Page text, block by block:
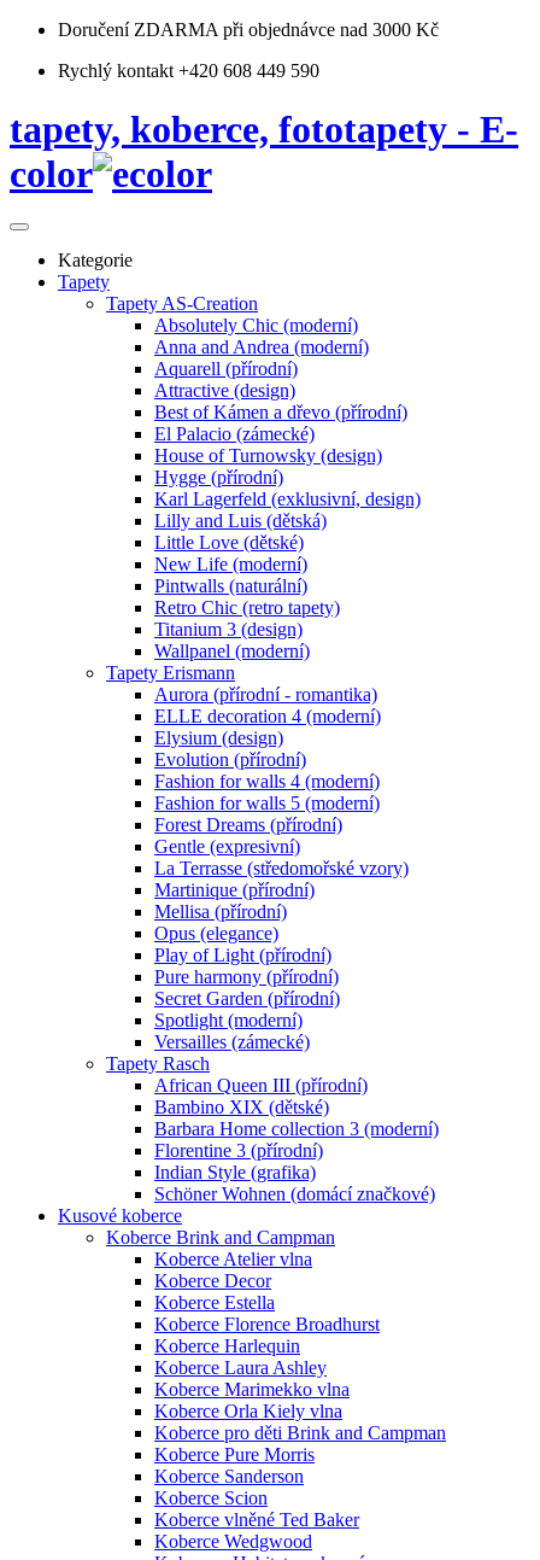
Doručení ZDARMA při objednávce nad 3000 Kč
Rychlý kontakt +420 608 449 590
tapety, koberce, fototapety - E-
color
Kategorie
Tapety
Tapety AS-Creation
Absolutely Chic (moderní)
Anna and Andrea (moderní)
Aquarell (přírodní)
Attractive (design)
Best of Kámen a dřevo (přírodní)
El Palacio (zámecké)
House of Turnowsky (design)
Hygge (přírodní)
Karl Lagerfeld (exklusivní, design)
Lilly and Luis (dětská)
Little Love (dětské)
New Life (moderní)
Pintwalls (naturální)
Retro Chic (retro tapety)
Titanium 3 (design)
Wallpanel (moderní)
Tapety Erismann
Aurora (přírodní - romantika)
ELLE decoration 4 (moderní)
Elysium (design)
Evolution (přírodní)
Fashion for walls 4 (moderní)
Fashion for walls 5 (moderní)
Forest Dreams (přírodní)
Gentle (expresivní)
La Terrasse (středomořské vzory)
Martinique (přírodní)
Mellisa (přírodní)
Opus (elegance)
Play of Light (přírodní)
Pure harmony (přírodní)
Secret Garden (přírodní)
Spotlight (moderní)
Versailles (zámecké)
Tapety Rasch
African Queen III (přírodní)
Bambino XIX (dětské)
Barbara Home collection 3 (moderní)
Florentine 3 (přírodní)
Indian Style (grafika)
Schöner Wohnen (domácí značkové)
Kusové koberce
Koberce Brink and Campman
Koberce Atelier vlna
Koberce Decor
Koberce Estella
Koberce Florence Broadhurst
Koberce Harlequin
Koberce Laura Ashley
Koberce Marimekko vlna
Koberce Orla Kiely vlna
Koberce pro děti Brink and Campman
Koberce Pure Morris
Koberce Sanderson
Koberce Scion
Koberce vlněné Ted Baker
Koberce Wedgwood